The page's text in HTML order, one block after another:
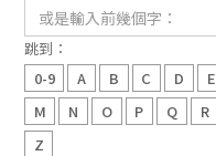
跳到：
0-9
A B C D E
M
N O P Q R
Z